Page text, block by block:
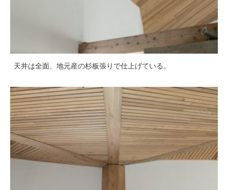
天井は全面、地元産の杉板張りで仕上げている。